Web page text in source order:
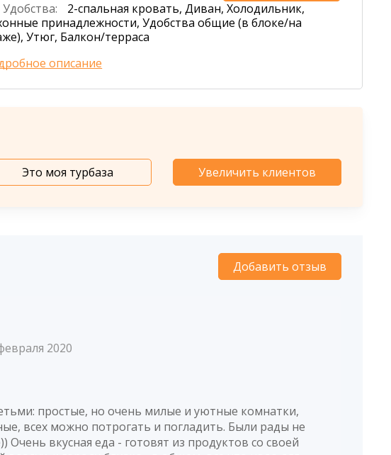
Удобства:
2-спальная кровать, Диван, Холодильник,
принадлежности, Удобства общие (в блоке/на
Утюг, Балкон/терраса
описание
Это моя турбаза Увеличить клиентов
Добавить отзыв
2020
простые, но очень милые и уютные комнатки,
всех можно потрогать и погладить. Были рады не
Очень вкусная еда - готовят из продуктов со своей